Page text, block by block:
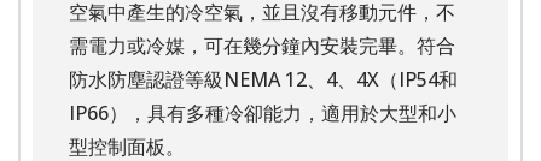
空氣中產生的冷空氣，並且沒有移動元件，不
需電力或冷媒，可在幾分鐘內安裝完畢。 符合
防水防塵認證等級NEMA 12、4、4X（IP54和
IP66），具有多種冷卻能力，適用於大型和小
型控制面板。